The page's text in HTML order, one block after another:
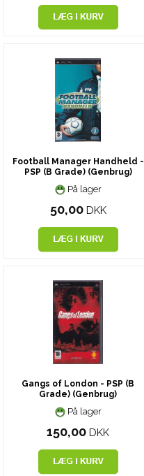
Football Manager Handheld -
PSP (B Grade) (Genbrug)
På lager
50,00 DKK
Gangs of London - PSP (B
Grade) (Genbrug)
På lager
150,00 DKK